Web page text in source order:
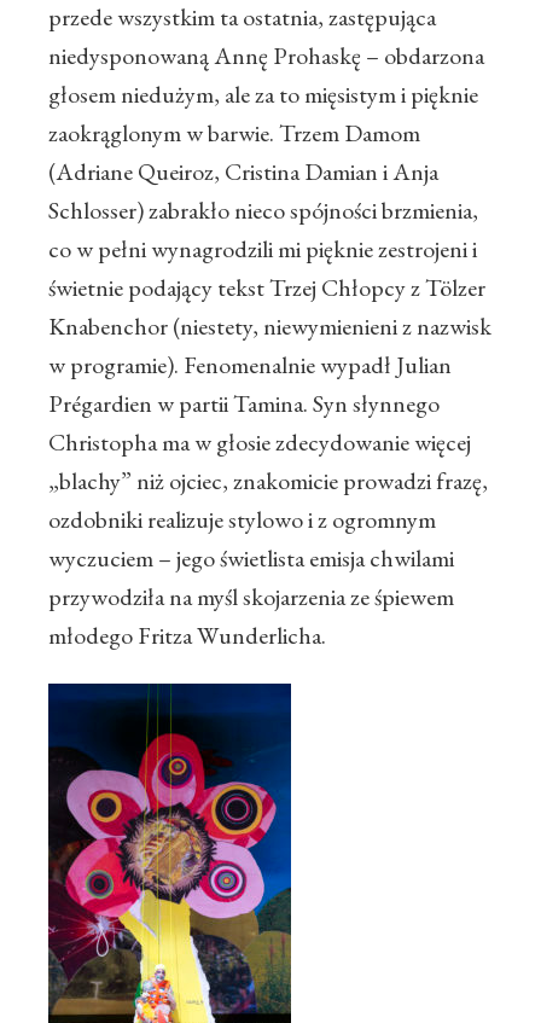
przede wszystkim ta ostatnia, zastępująca
niedysponowaną Annę Prohaskę – obdarzona
głosem niedużym, ale za to mięsistym i pięknie
zaokrąglonym w barwie. Trzem Damom
(Adriane Queiroz, Cristina Damian i Anja
Schlosser) zabrakło nieco spójności brzmienia,
co w pełni wynagrodzili mi pięknie zestrojeni i
świetnie podający tekst Trzej Chłopcy z Tölzer
Knabenchor (niestety, niewymienieni z nazwisk
w programie). Fenomenalnie wypadł Julian
Prégardien w partii Tamina. Syn słynnego
Christopha ma w głosie zdecydowanie więcej
„blachy” niż ojciec, znakomicie prowadzi frazę,
ozdobniki realizuje stylowo i z ogromnym
wyczuciem – jego świetlista emisja chwilami
przywodziła na myśl skojarzenia ze śpiewem
młodego Fritza Wunderlicha.